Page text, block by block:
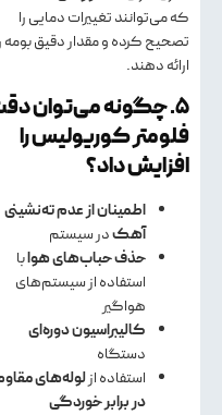
که می‌توانند تغییرات دمایی را
تصحیح کرده و مقدار دقیق بومه را
ارائه دهند.
۵. چگونه می‌توان دقت
فلومتر کوریولیس را
افزایش داد؟
اطمینان از عدم ته‌نشینی
آهکدر سیستم
حذف حباب‌های هوابا
استفاده از سیستم‌های
هواگیر
کالیبراسیون دوره‌ای
دستگاه
استفاده ازلوله‌های مقاوم
در برابر خوردگی